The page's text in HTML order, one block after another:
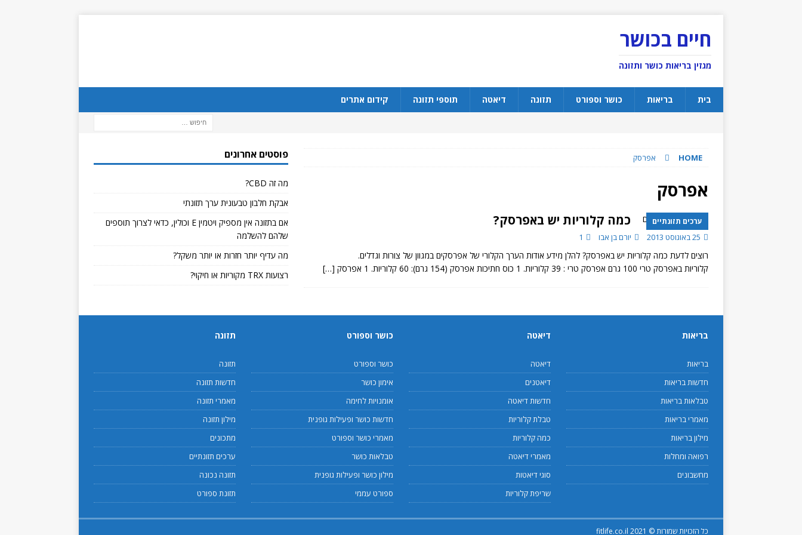
חיים בכושר
מגזין בריאות כושר ותזונה
בית בריאות כושר וספורט תזונה דיאטה תוספי תזונה קידום אתרים
HOME אפרסק
אפרסק
ערכים תזונתיים כמה קלוריות יש באפרסק?
25 באוגוסט 2013 יורם בן אבו 1
רוצים לדעת כמה קלוריות יש באפרסק? להלן מידע אודות הערך הקלורי של אפרסקים במגוון של צורות וגדלים.
קלוריות באפרסק טרי 100 גרם אפרסק טרי : 39 קלוריות. 1 כוס חתיכות אפרסק (154 גרם): 60 קלוריות. 1 אפרסק
[…]
פוסטים אחרונים
מה זה CBD?
אבקת חלבון טבעונית ערך תזונתי
אם בתזונה אין מספיק ויטמין E וכולין, כדאי לצרוך תוספים
שלהם להשלמה
מה עדיף יותר חזרות או יותר משקל?
רצועות TRX מקוריות או חיקוי?
בריאות
בריאות
חדשות בריאות
טבלאות בריאות
מאמרי בריאות
מילון בריאות
רפואה ומחלות
מחשבונים
דיאטה
דיאטה
דיאטנים
חדשות דיאטה
טבלת קלוריות
כמה קלוריות
מאמרי דיאטה
סוגי דיאטות
שריפת קלוריות
כושר וספורט
כושר וספורט
אימון כושר
אומנויות לחימה
חדשות כושר ופעילות גופנית
מאמרי כושר וספורט
טבלאות כושר
מילון כושר ופעילות גופנית
ספורט עממי
תזונה
תזונה
חדשות תזונה
מאמרי תזונה
מילון תזונה
מתכונים
ערכים תזונתיים
תזונה נכונה
תזונת ספורט
כל הזכויות שמורות © 2021 fitlife.co.il